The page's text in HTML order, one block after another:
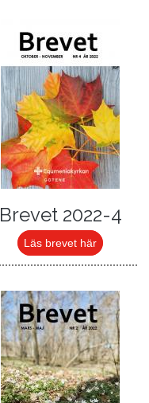
Brevet 2022-4
Läs brevet här